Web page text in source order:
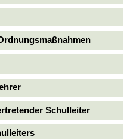
Schulleiter